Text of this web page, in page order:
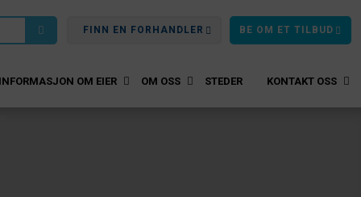
FINN EN FORHANDLER BE OM ET TILBUD
OM EIER OM OSS STEDER KONTAKT OSS